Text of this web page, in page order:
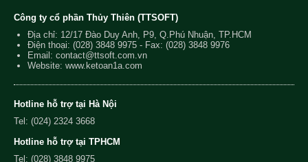
Công ty cổ phần Thủy Thiên (TTSOFT)
Địa chỉ: 12/17 Đào Duy Anh, P9, Q.Phú Nhuận, TP.HCM
Điện thoại: (028) 3848 9975 - Fax: (028) 3848 9976
Email: contact@ttsoft.com.vn
Website: www.ketoan1a.com
Hotline hỗ trợ tại Hà Nội
Tel: (024) 2324 3668
Hotline hỗ trợ tại TPHCM
Tel: (028) 3848 9975